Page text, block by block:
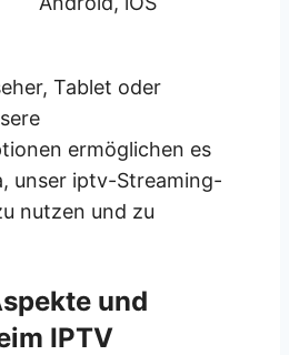
Tablet oder
ermöglichen es
unser iptv-Streaming-
nutzen und zu
und
IPTV